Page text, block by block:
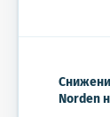
Norden